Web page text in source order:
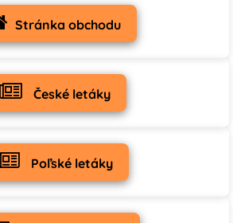
Stránka obchodu
České letáky
Poľské letáky